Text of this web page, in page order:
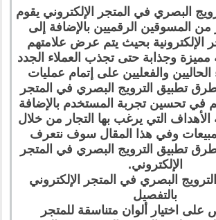
البصري في المتجر الإلكتروني يقوم
من المسوقين الرقميين بالإضافة إلى
الإلكترونية بحيث يتم عرض علامتهم
مميزة وجذابة حتى تجذب العملاء الجدد
الحاليين والفعليين على إتمام عمليات
تطبيق الترويج البصري في المتجر
في تحسين تجربة المستخدم بالإضافة
الأهداف التي يرغب بها التجار من خلال
وفي هذا المقال سوف نتعرف
تطبيق الترويج البصري في المتجر
الإلكتروني.
البصري في المتجر الإلكتروني
بالتفصيل
على اختيار ألوان متناسقة للمتجر